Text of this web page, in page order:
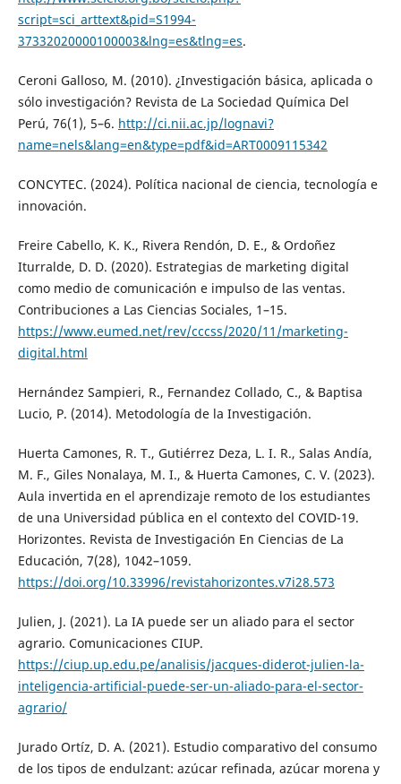
script=sci_arttext&pid=S1994-
37332020000100003&lng=es&tlng=es.
Ceroni Galloso, M. (2010). ¿Investigación básica, aplicada o
sólo investigación? Revista de La Sociedad Química Del
Perú, 76(1), 5–6. http://ci.nii.ac.jp/lognavi?
name=nels&lang=en&type=pdf&id=ART0009115342
CONCYTEC. (2024). Política nacional de ciencia, tecnología e
innovación.
Freire Cabello, K. K., Rivera Rendón, D. E., & Ordoñez
Iturralde, D. D. (2020). Estrategias de marketing digital
como medio de comunicación e impulso de las ventas.
Contribuciones a Las Ciencias Sociales, 1–15.
https://www.eumed.net/rev/cccss/2020/11/marketing-
digital.html
Hernández Sampieri, R., Fernandez Collado, C., & Baptisa
Lucio, P. (2014). Metodología de la Investigación.
Huerta Camones, R. T., Gutiérrez Deza, L. I. R., Salas Andía,
M. F., Giles Nonalaya, M. I., & Huerta Camones, C. V. (2023).
Aula invertida en el aprendizaje remoto de los estudiantes
de una Universidad pública en el contexto del COVID-19.
Horizontes. Revista de Investigación En Ciencias de La
Educación, 7(28), 1042–1059.
https://doi.org/10.33996/revistahorizontes.v7i28.573
Julien, J. (2021). La IA puede ser un aliado para el sector
agrario. Comunicaciones CIUP.
https://ciup.up.edu.pe/analisis/jacques-diderot-julien-la-
inteligencia-artificial-puede-ser-un-aliado-para-el-sector-
agrario/
Jurado Ortíz, D. A. (2021). Estudio comparativo del consumo
de los tipos de endulzant: azúcar refinada, azúcar morena y